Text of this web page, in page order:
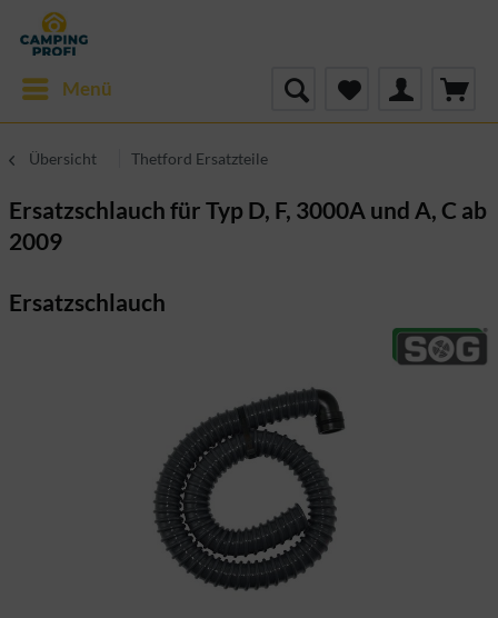
Menü
Übersicht Thetford Ersatzteile
Ersatzschlauch für Typ D, F, 3000A und A, C ab
2009
Ersatzschlauch